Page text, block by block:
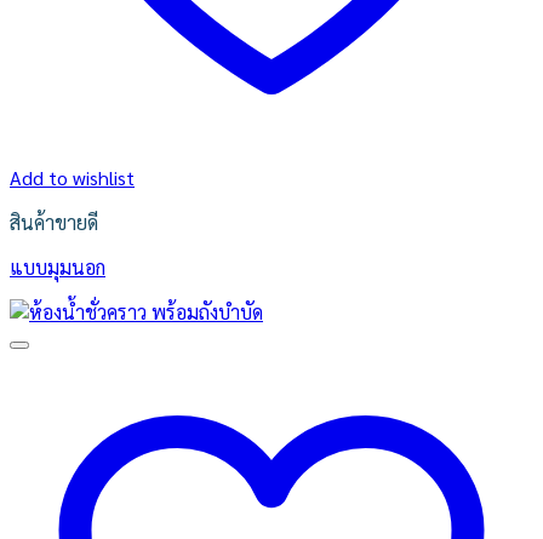
Add to wishlist
สินค้าขายดี
แบบมุมนอก